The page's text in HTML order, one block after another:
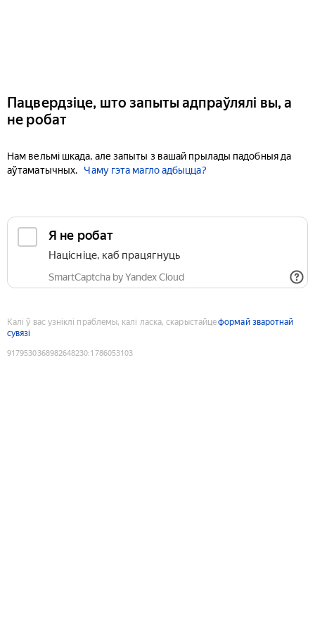
Пацвердзіце, што запыты адпраўлялі вы, а
не робат
Нам вельмі шкада, але запыты з вашай прылады падобныя да
аўтаматычных.
Чаму гэта магло адбыцца?
Я не робат
Націсніце, каб працягнуць
SmartCaptcha by Yandex Cloud
Калі ў вас узніклі праблемы, калі ласка, скарыстайцеформай зваротнай
сувязі
9179530368982648230:1786053103